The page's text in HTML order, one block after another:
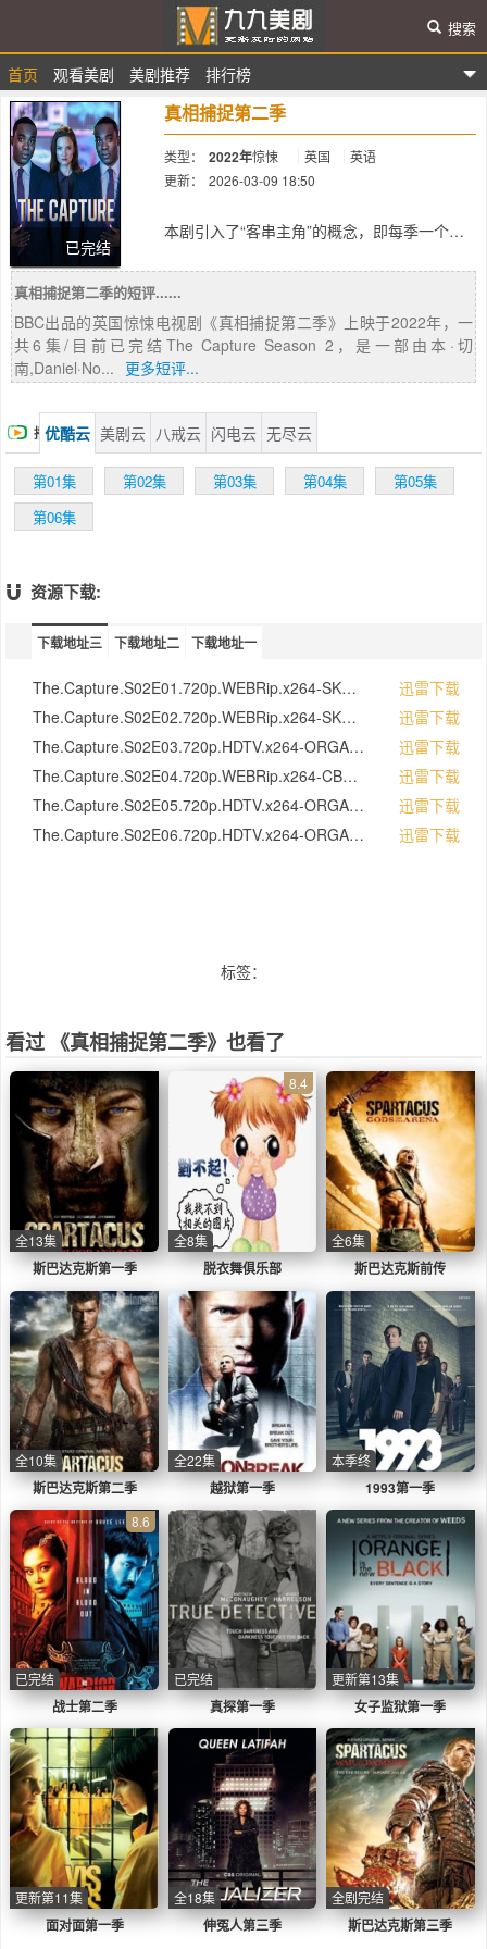
九九美剧
首页 观看美剧 美剧推荐 排行榜
搜索
已完结
真相捕捉第二季
类型： 2022年惊悚 英国
英语
更新：
2026-03-09 18:50
本剧引入了“客串主角”的概念，即每季一个女
回归。新季将再次质疑眼见是否一定为实。英
国正遭受围攻：被黑客攻击的新闻动态推送、
被操纵的媒体，以及政治中出现的干涉。在英
国「校正」部门站稳脚跟的Rachel Carey高级
督察，发现自己正处于一场新的阴谋之中，面
临着一个新的目标。可是，当她甚至不能信任
呢？相较第一季的监控问题，情况更加恶化。
故事将讲述“隐形”杀手、深度伪造科技的可怕
崛起、政府与大型科技公司之间日益紧张的关
系，和英国媒体内部核心的腐败。Holliday
真相捕捉第二季的短评......
BBC出品的英国惊悚电视剧《真相捕捉第二季》上映于2022年，一
共6集/目前已完结The Capture Season 2，是一部由本·切
南,Daniel·No... 更多短评...
播优酷云 美剧云 八戒云 闪电云 无尽云
第01集 第02集 第03集 第04集
第05集
第06集
资源下载:
下载地址三 下载地址二 下载地址一
The.Capture.S02E01.720p.WEBRip.x264-SKYFiRE[rartv]
迅雷下载
The.Capture.S02E02.720p.WEBRip.x264-SKYFiRE[rartv]
迅雷下载
The.Capture.S02E03.720p.HDTV.x264-ORGANiC[rartv]
迅雷下载
The.Capture.S02E04.720p.WEBRip.x264-CBFM[rartv]
迅雷下载
The.Capture.S02E05.720p.HDTV.x264-ORGANiC[rartv]
迅雷下载
The.Capture.S02E06.720p.HDTV.x264-ORGANiC[rartv]
迅雷下载
标签：
看过 《真相捕捉第二季》也看了
斯巴达克斯第一季
全13集
脱衣舞俱乐部
8.4
全8集
斯巴达克斯前传
全6集
斯巴达克斯第二季
全10集
越狱第一季
全22集
1993第一季
本季终
战士第二季
8.6
已完结
真探第一季
已完结
女子监狱第一季
更新第13集
面对面第一季
更新第11集
伸冤人第三季
全18集
斯巴达克斯第三季
全剧完结